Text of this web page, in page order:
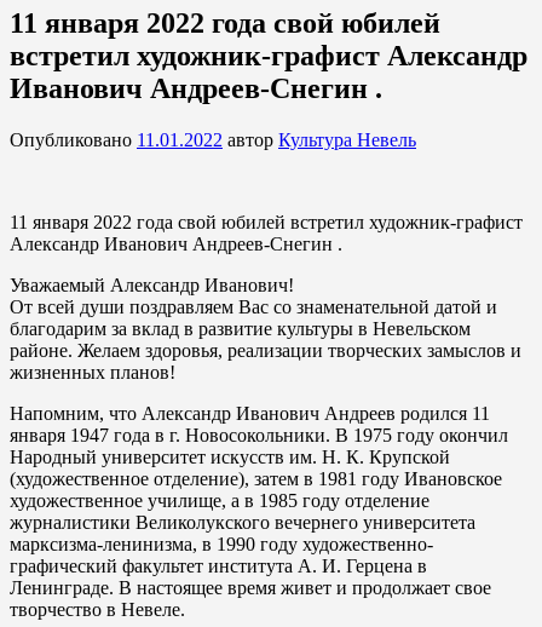
11 января 2022 года свой юбилей
встретил художник-графист Александр
Иванович Андреев-Снегин .
Опубликовано 11.01.2022 автор Культура Невель
11 января 2022 года свой юбилей встретил художник-графист
Александр Иванович Андреев-Снегин .
Уважаемый Александр Иванович!
От всей души поздравляем Вас со знаменательной датой и
благодарим за вклад в развитие культуры в Невельском
районе. Желаем здоровья, реализации творческих замыслов и
жизненных планов!
Напомним, что Александр Иванович Андреев родился 11
января 1947 года в г. Новосокольники. В 1975 году окончил
Народный университет искусств им. Н. К. Крупской
(художественное отделение), затем в 1981 году Ивановское
художественное училище, а в 1985 году отделение
журналистики Великолукского вечернего университета
марксизма-ленинизма, в 1990 году художественно-
графический факультет института А. И. Герцена в
Ленинграде. В настоящее время живет и продолжает свое
творчество в Невеле.